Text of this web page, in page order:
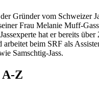
Gründer vom Schweizer
Frau Melanie Muff-
hat er bereits über
arbeitet beim SRF als
Samschtig-Jass.
A-Z